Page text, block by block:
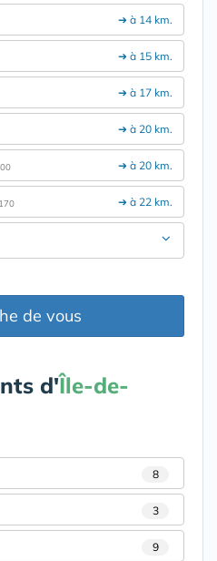
➔ à 14 km.
➔ à 15 km.
➔ à 17 km.
➔ à 20 km.
➔ à 20 km.
➔ à 22 km.
de vous
d'Île-de-
8
3
9